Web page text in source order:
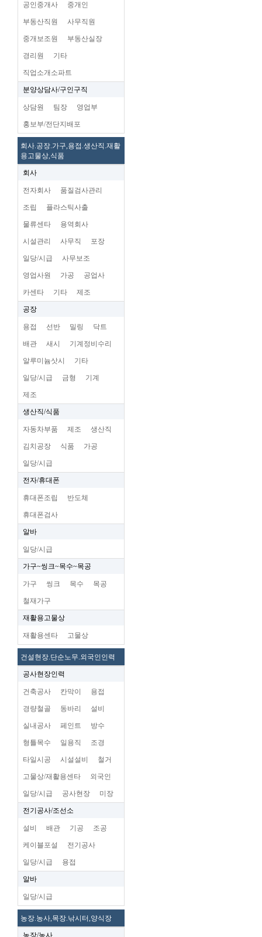
공인중개사 중개인
부동산직원 사무직원
중개보조원 부동산실장
경리원 기타
직업소개소파트
분양상담사/구인구직
상담원 팀장 영업부
홍보부/전단지배포
회사.공장.가구,용접.생산직.재활
용고물상,식품
회사
전자회사 품질검사관리
조립 플라스틱사출
물류센타 용역회사
시설관리 사무직 포장
일당/시급 사무보조
영업사원 가공 공업사
카센타 기타 제조
공장
용접 선반 밀링 닥트
배관 새시 기계정비수리
알루미늄삿시 기타
일당/시급 금형 기계
제조
생산직/식품
자동차부품 제조 생산직
김치공장 식품 가공
일당/시급
전자/휴대폰
휴대폰조립 반도체
휴대폰검사
알바
일당/시급
가구~씽크~목수~목공
가구 씽크 목수 목공
철재가구
재활용고물상
재활용센타 고물상
건설현장.단순노무.외국인인력
공사현장인력
건축공사 칸막이 용접
경량철골 동바리 설비
실내공사 페인트 방수
형틀목수 일용직 조경
타일시공 시설설비 철거
고물상/재활용센타 외국인
일당/시급 공사현장 미장
전기공사/조선소
설비 배관 기공 조공
케이블포설 전기공사
일당/시급 용접
알바
일당/시급
농장.농사,목장.낚시터,양식장
농장/농사